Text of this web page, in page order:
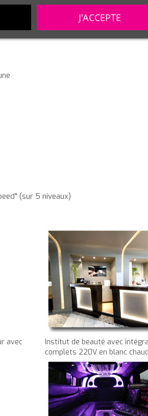
(sur 5 niveaux)
avec
Institut de beauté avec
complets 220V en blanc chaud
J'ACCEPTE